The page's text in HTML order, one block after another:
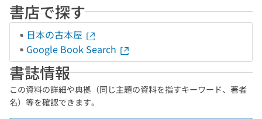
書店で探す
日本の古本屋
Google Book Search
書誌情報
この資料の詳細や典拠（同じ主題の資料を指すキーワード、著者
名）等を確認できます。